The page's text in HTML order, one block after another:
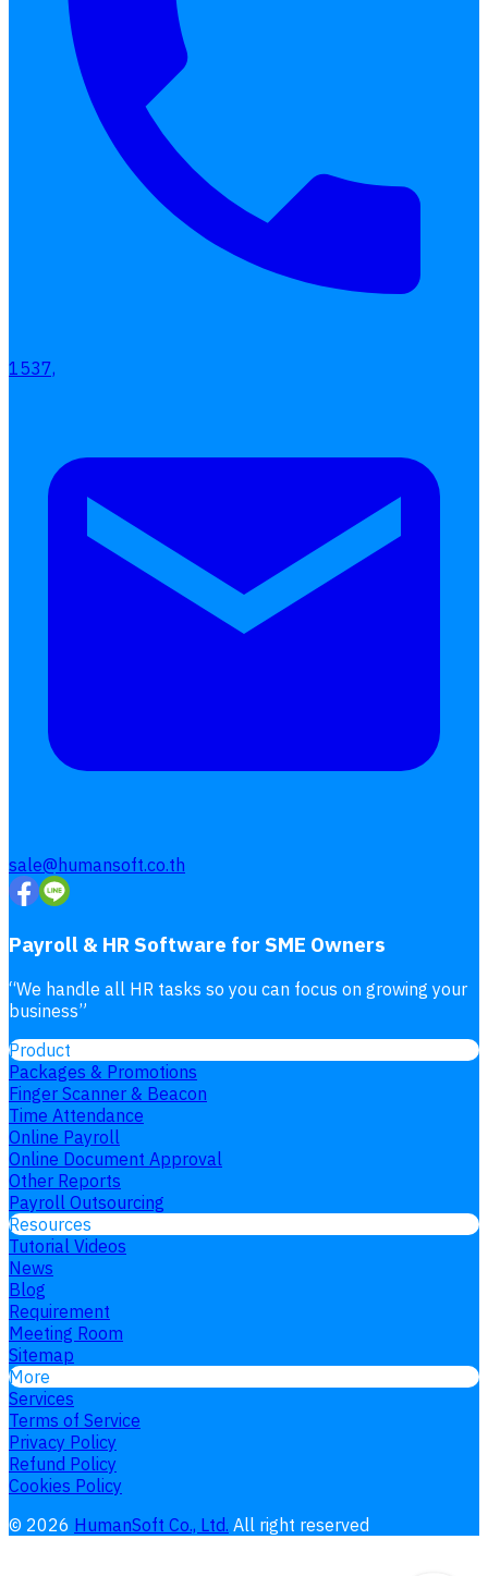
เอกสารออนไลน์
ลางาน
แบบฟอร์มประเมินพนักงาน
1537,
sale@humansoft.co.th
Payroll & HR Software for SME Owners
“We handle all HR tasks so you can focus on growing your
business”
Product
Packages & Promotions
Finger Scanner & Beacon
Time Attendance
Online Payroll
Online Document Approval
Other Reports
Payroll Outsourcing
Resources
Tutorial Videos
News
Blog
Requirement
Meeting Room
Sitemap
More
Services
Terms of Service
Privacy Policy
Refund Policy
Cookies Policy
© 2026 HumanSoft Co., Ltd. All right reserved